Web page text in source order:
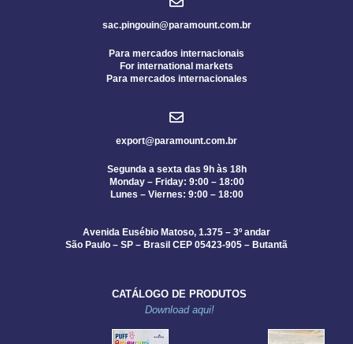
sac.pingouin@paramount.com.br
Para mercados internacionais
For international markets
Para mercados internacionales
export@paramount.com.br
Segunda a sexta das 9h às 18h
Monday – Friday: 9:00 – 18:00
Lunes – Viernes: 9:00 – 18:00
Avenida Eusébio Matoso, 1.375 – 3º andar
São Paulo – SP – Brasil CEP 05423-905 – Butantã
CATÁLOGO DE PRODUTOS
Download aqui!